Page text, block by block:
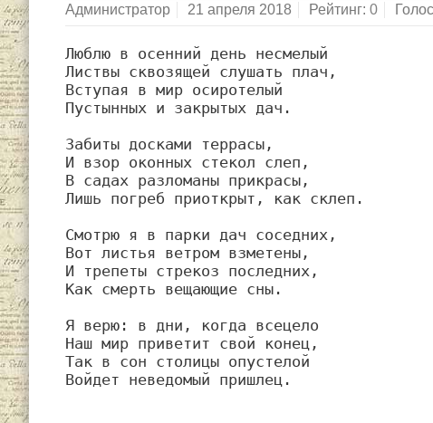
Администратор 21 апреля 2018 Рейтинг: 0
Люблю в осенний день несмелый
Листвы сквозящей слушать плач,
Вступая в мир осиротелый
Пустынных и закрытых дач.
Забиты досками террасы,
И взор оконных стекол слеп,
В садах разломаны прикрасы,
Лишь погреб приоткрыт, как склеп.
Смотрю я в парки дач соседних,
Вот листья ветром взметены,
И трепеты стрекоз последних,
Как смерть вещающие сны.
Я верю: в дни, когда всецело
Наш мир приветит свой конец,
Так в сон столицы опустелой
Войдет неведомый пришлец.